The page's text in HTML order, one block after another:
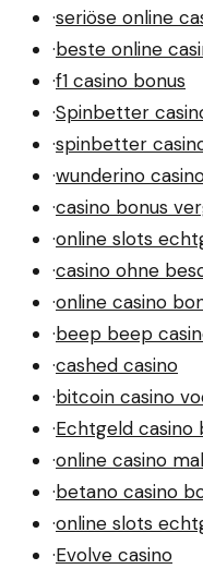
·seriöse online
·beste online
·f1 casino bonus
·Spinbetter
·spinbetter
·wunderino
·casino bonus
·online slots
·casino ohne
·online casino
·beep beep
·cashed casino
·bitcoin casino
·Echtgeld casino
·online casino
·betano casino
·online slots
·Evolve casino